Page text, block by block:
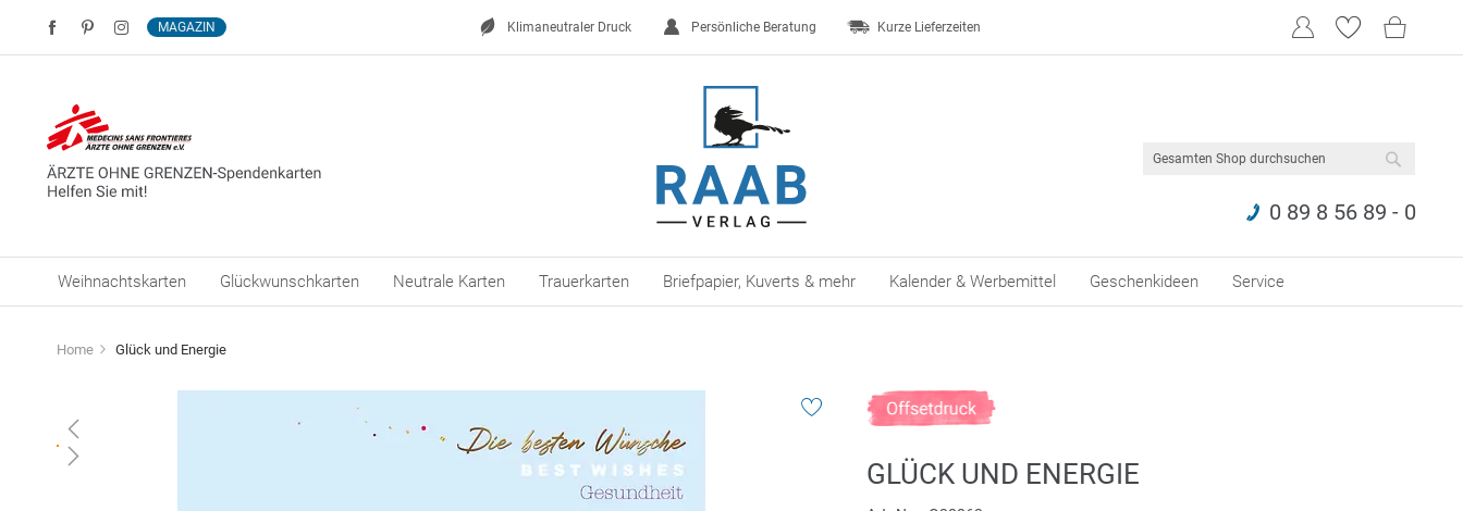
Klimaneutraler Druck Persönliche Beratung Kurze Lieferzeiten
MAGAZIN
0 89 8 56 89 - 0
Weihnachtskarten Glückwunschkarten Neutrale Karten Trauerkarten Briefpapier, Kuverts & mehr Kalender & Werbemittel Geschenkideen Service
Home Glück und Energie
Ende
der
Bildergalerie
GLÜCK UND ENERGIE